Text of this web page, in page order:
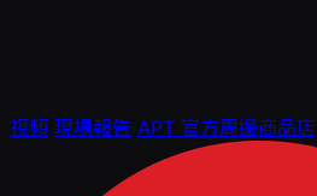
視頻 現場報告 APT 官方周邊商品店